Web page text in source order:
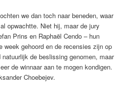
we dan toch naar beneden, waar
opwachtte. Niet hij, maar de jury
Prins en Raphaël Cendo – hun
week gehoord en de recensies zijn op
de beslissing genomen, maar
de winnaar aan te mogen kondigen.
Choebejev.